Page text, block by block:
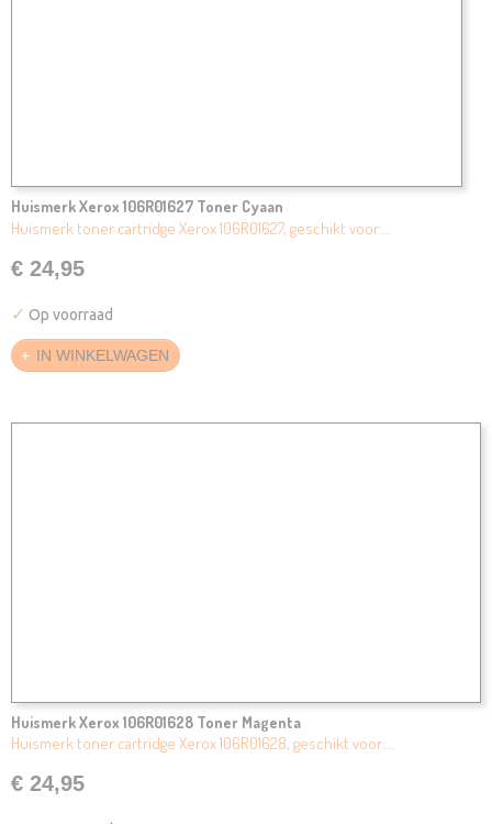
Huismerk Xerox 106R01627 Toner Cyaan
Huismerk toner cartridge Xerox 106R01627, geschikt voor:…
€ 24,95
✓ Op voorraad
IN WINKELWAGEN
Huismerk Xerox 106R01628 Toner Magenta
Huismerk toner cartridge Xerox 106R01628, geschikt voor:…
€ 24,95